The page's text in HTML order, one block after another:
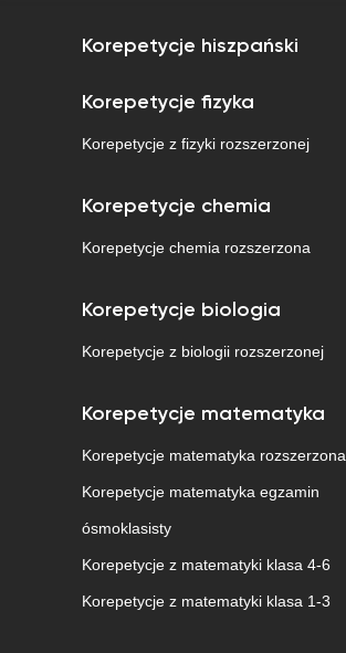
Korepetycje hiszpański
Korepetycje fizyka
Korepetycje z fizyki rozszerzonej
Korepetycje chemia
Korepetycje chemia rozszerzona
Korepetycje biologia
Korepetycje z biologii rozszerzonej
Korepetycje matematyka
Korepetycje matematyka rozszerzona
Korepetycje matematyka egzamin
ósmoklasisty
Korepetycje z matematyki klasa 4-6
Korepetycje z matematyki klasa 1-3